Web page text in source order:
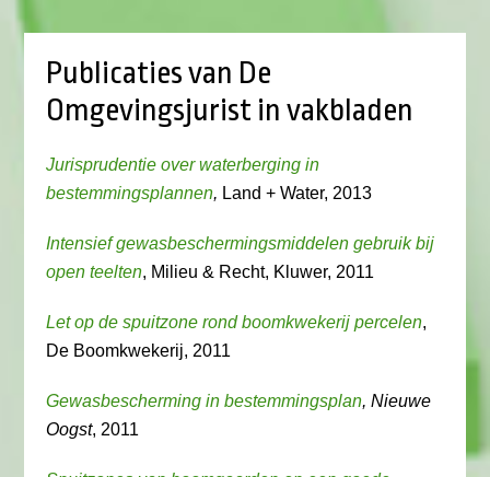
Publicaties van De
Omgevingsjurist in vakbladen
Jurisprudentie over waterberging in
bestemmingsplannen, Land + Water, 2013
Intensief gewasbeschermingsmiddelen gebruik bij
open teelten, Milieu & Recht, Kluwer, 2011
Let op de spuitzone rond boomkwekerij percelen,
De Boomkwekerij, 2011
Gewasbescherming in bestemmingsplan, Nieuwe
Oogst, 2011